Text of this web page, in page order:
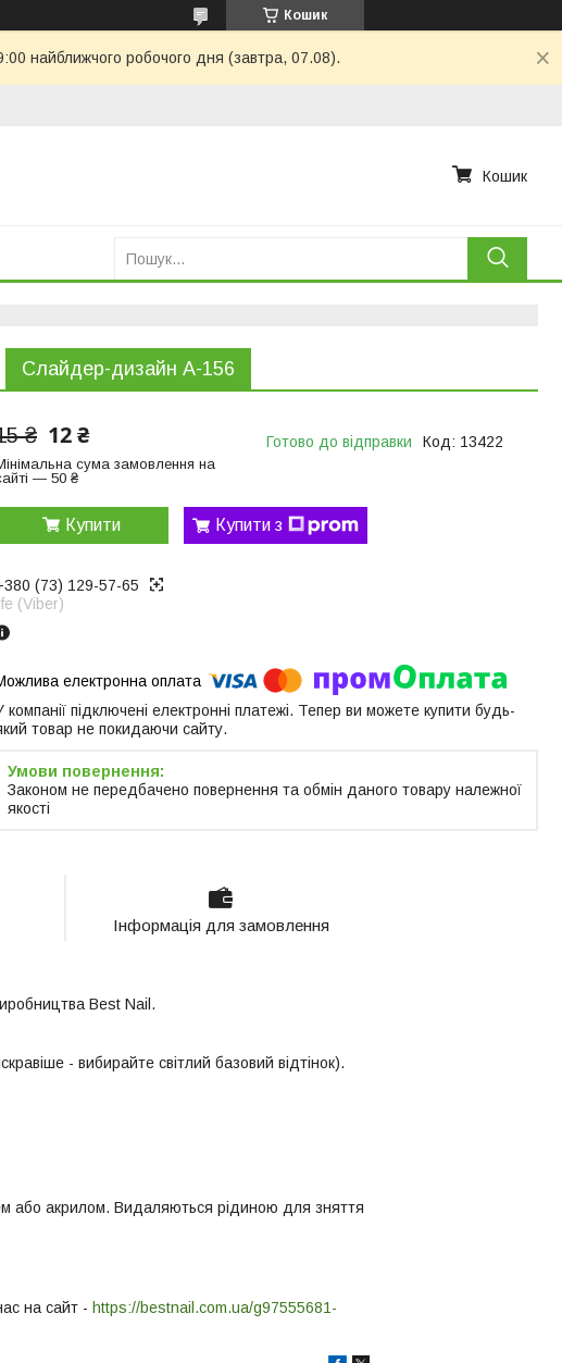
Кошик
найближчого робочого дня (завтра, 07.08).
Кошик
Слайдер-дизайн A-156
₴ 12 ₴
сума замовлення на
— 50 ₴
Готово до відправки Код: 13422
Купити Купити з
(73) 129-57-65
life (Viber)
компанії підключені електронні платежі. Тепер ви можете купити будь-
товар не покидаючи сайту.
Законом не передбачено повернення та обмін даного товару належної
якості
Інформація для замовлення
Best Nail.
- вибирайте світлий базовий відтінок).
або акрилом. Видаляються рідиною для зняття
на сайт - https://bestnail.com.ua/g97555681-